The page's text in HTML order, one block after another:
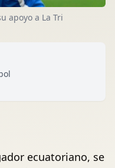
apoyo a La Tri
ecuatoriano, se